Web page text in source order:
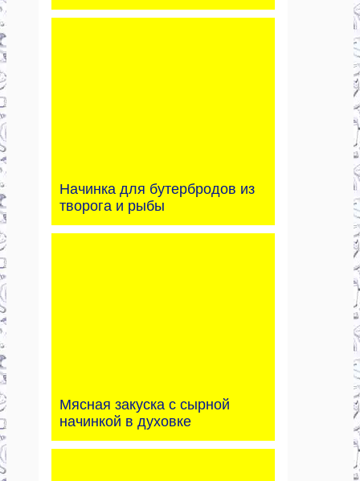
Начинка для бутербродов из
творога и рыбы
Мясная закуска с сырной
начинкой в духовке